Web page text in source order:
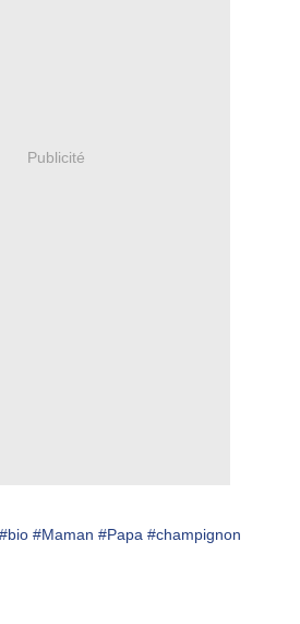
Publicité
#bio #Maman #Papa #champignon